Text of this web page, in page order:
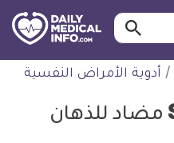
طبية
ابحث…
/ أدوية الأمراض النفسية